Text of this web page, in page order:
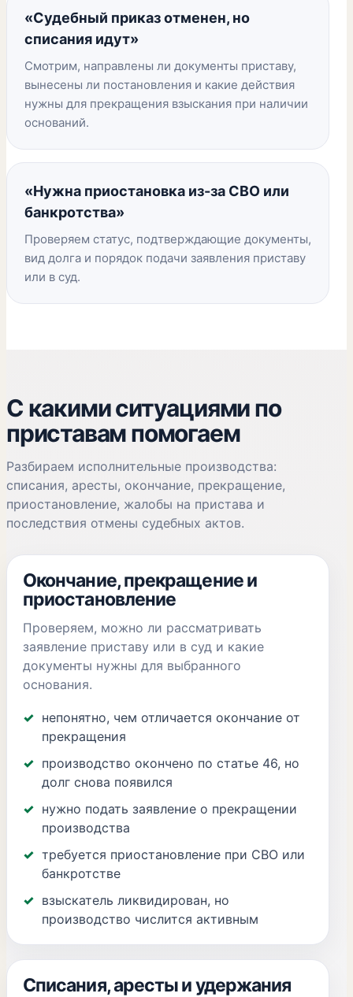
«Судебный приказ отменен, но
списания идут»
Смотрим, направлены ли документы приставу,
вынесены ли постановления и какие действия
нужны для прекращения взыскания при наличии
оснований.
«Нужна приостановка из-за СВО или
банкротства»
Проверяем статус, подтверждающие документы,
вид долга и порядок подачи заявления приставу
или в суд.
С какими ситуациями по
приставам помогаем
Разбираем исполнительные производства:
списания, аресты, окончание, прекращение,
приостановление, жалобы на пристава и
последствия отмены судебных актов.
Окончание, прекращение и
приостановление
Проверяем, можно ли рассматривать
заявление приставу или в суд и какие
документы нужны для выбранного
основания.
непонятно, чем отличается окончание от
прекращения
производство окончено по статье 46, но
долг снова появился
нужно подать заявление о прекращении
производства
требуется приостановление при СВО или
банкротстве
взыскатель ликвидирован, но
производство числится активным
Списания, аресты и удержания